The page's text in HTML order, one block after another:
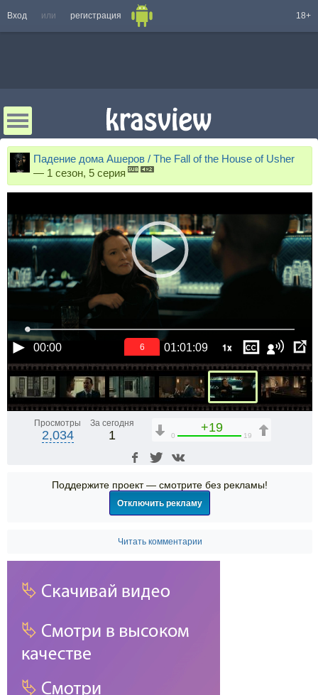
Вход или регистрация 18+
Падение дома Ашеров / The Fall of the House of Usher
— 1 сезон, 5 серия
00:00 01:01:09 1x
6
Просмотры
2,034
За сегодня
1
+19
0 19
Поддержите проект — смотрите без рекламы!
Отключить рекламу
Читать комментарии